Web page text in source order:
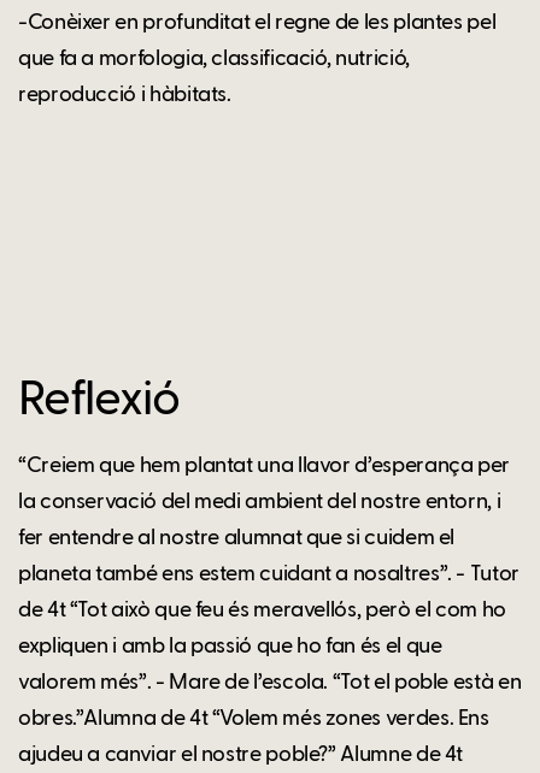
-Conèixer en profunditat el regne de les plantes pel
que fa a morfologia, classificació, nutrició,
reproducció i hàbitats.
Reflexió
“Creiem que hem plantat una llavor d’esperança per
la conservació del medi ambient del nostre entorn, i
fer entendre al nostre alumnat que si cuidem el
planeta també ens estem cuidant a nosaltres”. - Tutor
de 4t “Tot això que feu és meravellós, però el com ho
expliquen i amb la passió que ho fan és el que
valorem més”. - Mare de l’escola. “Tot el poble està en
obres.”Alumna de 4t “Volem més zones verdes. Ens
ajudeu a canviar el nostre poble?” Alumne de 4t